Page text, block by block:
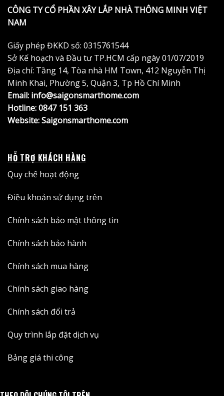
CÔNG TY CỔ PHẦN XÂY LẮP NHÀ THÔNG MINH VIỆT
NAM
Giấy phép ĐKKD số: 0315761544
Sở Kế hoạch và Đầu tư TP.HCM cấp ngày 01/07/2019
Địa chỉ: Tầng 14, Tòa nhà HM Town, 412 Nguyễn Thị
Minh Khai, Phường 5, Quận 3, Tp Hồ Chí Minh
Email: info@saigonsmarthome.com
Hotline:0847 151 363
Website:Saigonsmarthome.com
HỖ TRỢ KHÁCH HÀNG
Quy chế hoạt động
Điều khoản sử dụng trên
Chính sách bảo mật thông tin
Chính sách bảo hành
Chính sách mua hàng
Chính sách giao hàng
Chính sách đổi trả
Quy trình lắp đặt dịch vụ
Bảng giá thi công